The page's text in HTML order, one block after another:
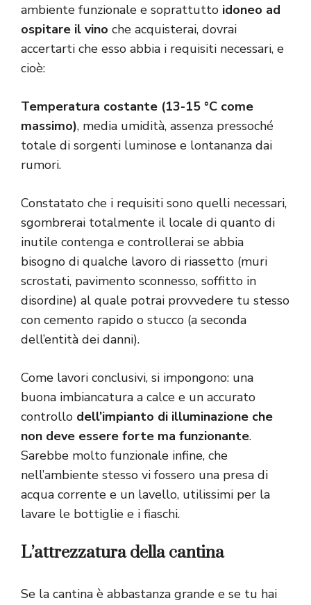
ambiente funzionale e soprattutto idoneo ad
ospitare il vino che acquisterai, dovrai
accertarti che esso abbia i requisiti necessari, e
cioè:
Temperatura costante (13-15 °C come
massimo), media umidità, assenza pressoché
totale di sorgenti luminose e lontananza dai
rumori.
Constatato che i requisiti sono quelli necessari,
sgombrerai totalmente il locale di quanto di
inutile contenga e controllerai se abbia
bisogno di qualche lavoro di riassetto (muri
scrostati, pavimento sconnesso, soffitto in
disordine) al quale potrai provvedere tu stesso
con cemento rapido o stucco (a seconda
dell’entità dei danni).
Come lavori conclusivi, si impongono: una
buona imbiancatura a calce e un accurato
controllo dell’impianto di illuminazione che
non deve essere forte ma funzionante.
Sarebbe molto funzionale infine, che
nell’ambiente stesso vi fossero una presa di
acqua corrente e un lavello, utilissimi per la
lavare le bottiglie e i fiaschi.
L’attrezzatura della cantina
Se la cantina è abbastanza grande e se tu hai